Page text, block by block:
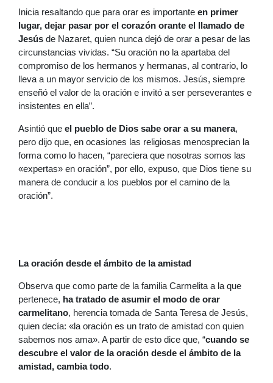
Inicia resaltando que para orar es importante en primer
lugar, dejar pasar por el corazón orante el llamado de
Jesús de Nazaret, quien nunca dejó de orar a pesar de las
circunstancias vividas. “Su oración no la apartaba del
compromiso de los hermanos y hermanas, al contrario, lo
lleva a un mayor servicio de los mismos. Jesús, siempre
enseñó el valor de la oración e invitó a ser perseverantes e
insistentes en ella”.
Asintió que el pueblo de Dios sabe orar a su manera,
pero dijo que, en ocasiones las religiosas menosprecian la
forma como lo hacen, “pareciera que nosotras somos las
«expertas» en oración”, por ello, expuso, que Dios tiene su
manera de conducir a los pueblos por el camino de la
oración”.
La oración desde el ámbito de la amistad
Observa que como parte de la familia Carmelita a la que
pertenece, ha tratado de asumir el modo de orar
carmelitano, herencia tomada de Santa Teresa de Jesús,
quien decía: «la oración es un trato de amistad con quien
sabemos nos ama». A partir de esto dice que, “cuando se
descubre el valor de la oración desde el ámbito de la
amistad, cambia todo.